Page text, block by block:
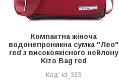
Компактна жіноча
водонепроникна сумка "Лео"
red з високоякісного нейлону
Kizo Bag red
id_333